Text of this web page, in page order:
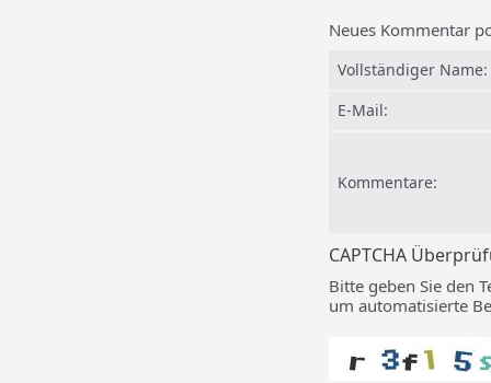
Neues Kommentar
Vollständiger Name:
E-Mail:
Kommentare:
CAPTCHA
Bitte geben Sie den
um automatisierte